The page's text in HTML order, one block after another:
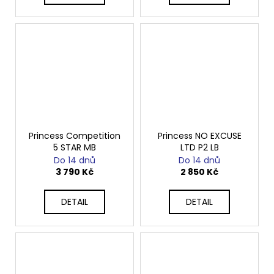
Princess Competition
5 STAR MB
Do 14 dnů
3 790 Kč
DETAIL
Princess NO EXCUSE
LTD P2 LB
Do 14 dnů
2 850 Kč
DETAIL